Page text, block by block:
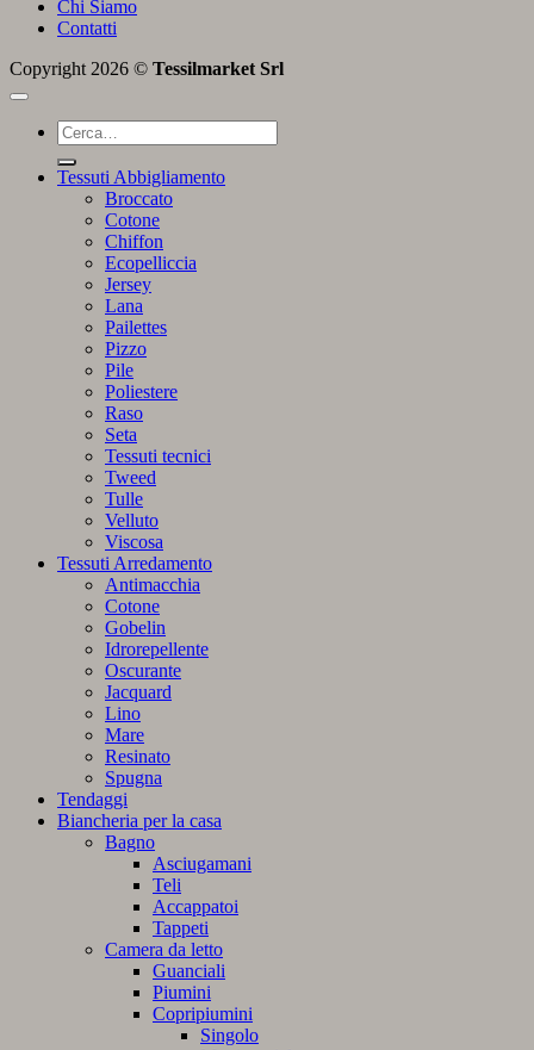
Chi Siamo
Contatti
Copyright 2026 © Tessilmarket Srl
Cerca:
Tessuti Abbigliamento
Broccato
Cotone
Chiffon
Ecopelliccia
Jersey
Lana
Pailettes
Pizzo
Pile
Poliestere
Raso
Seta
Tessuti tecnici
Tweed
Tulle
Velluto
Viscosa
Tessuti Arredamento
Antimacchia
Cotone
Gobelin
Idrorepellente
Oscurante
Jacquard
Lino
Mare
Resinato
Spugna
Tendaggi
Biancheria per la casa
Bagno
Asciugamani
Teli
Accappatoi
Tappeti
Camera da letto
Guanciali
Piumini
Copripiumini
Singolo